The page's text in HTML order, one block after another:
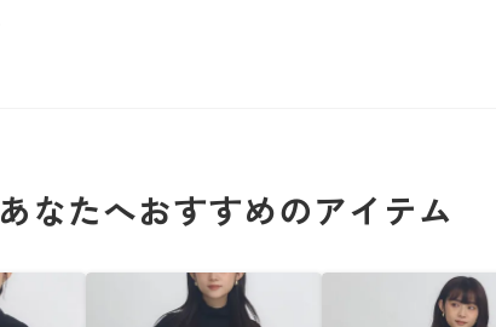
あなたへおすすめのアイテム